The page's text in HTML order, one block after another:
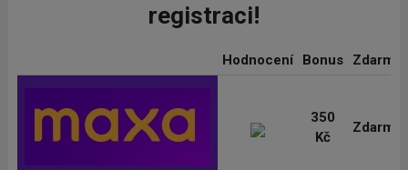
registraci!
Hodnocení Bonus Zdarma
350
Kč
Zdarma